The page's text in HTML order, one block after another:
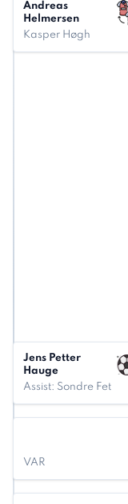
Andreas
Helmersen
Kasper Høgh
Jens Petter
Hauge
Assist: Sondre Fet
VAR